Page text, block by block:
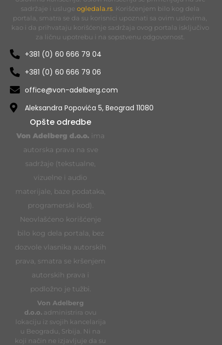
sadržaje i usluge ogledala.rs. Korišćenjem bilo kog dela
portala, smatra se da su korisnici upoznati sa ovim uslovima,
kao i da prihvataju korišćenje sadržaja ovog portala isključivo
za ličnu upotrebu i na sopstvenu odgovornost.
+381 (0) 60 666 79 04
+381 (0) 60 666 79 06
office@von-adelberg.com
Aleksandra Popovića 5, Beograd 11080
Opšte odredbe
Von Adelberg d.o.o. ima
autorska prava na sve
sadržaje (tekstualne,
vizuelne i audio
materijale, baze podataka,
programerski kod).
Neovlašćeno korišćenje
bilo kog dela portala, bez
dozvole vlasnika autorskih
prava, smatra se kršenjem
autorskih prava i
podložno je tužbi.
Von Adelberg
d.o.o. administrira ovu
lokaciju iz svojih kancelarija
u Beogradu, Srbija. Ni na
koji način ne izjavljuje da su